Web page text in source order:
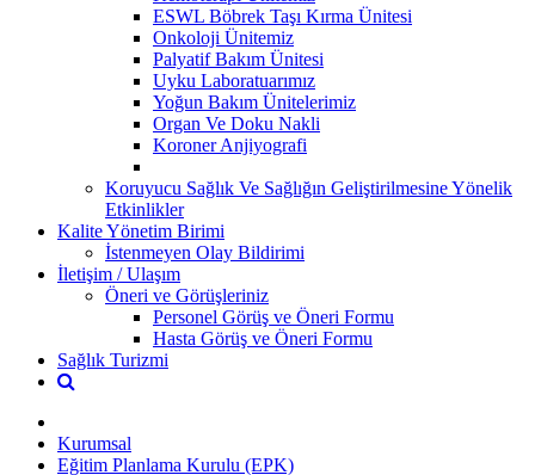
ESWL Böbrek Taşı Kırma Ünitesi
Onkoloji Ünitemiz
Palyatif Bakım Ünitesi
Uyku Laboratuarımız
Yoğun Bakım Ünitelerimiz
Organ Ve Doku Nakli
Koroner Anjiyografi
Koruyucu Sağlık Ve Sağlığın Geliştirilmesine Yönelik
Etkinlikler
Kalite Yönetim Birimi
İstenmeyen Olay Bildirimi
İletişim / Ulaşım
Öneri ve Görüşleriniz
Personel Görüş ve Öneri Formu
Hasta Görüş ve Öneri Formu
Sağlık Turizmi
Kurumsal
Eğitim Planlama Kurulu (EPK)